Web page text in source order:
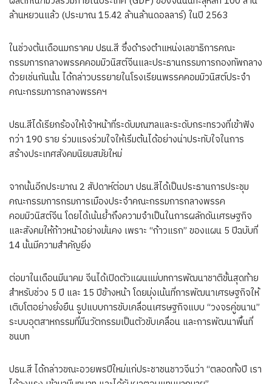
ล้านหยวนแล้ว (ประมาณ 15.42 ล้านล้านดอลลาร์) ในปี 2563
ในช่วงต้นเดือนมกราคม ปธน.สี ซึ่งดำรงตำแหน่งเลขาธิการคณะ
กรรมการกลางพรรคคอมมิวนิสต์จีนและประธานกรรมการกองทัพกลาง
ด้วยเช่นกันนั้น ได้กล่าวบรรยายในโรงเรียนพรรคคอมมิวนิสต์ประจำ
คณะกรรมการกลางพรรคฯ
ปธน.สีได้เรียกร้องให้เจ้าหน้าที่ระดับมณฑลและระดับกระทรวงที่เข้าฟัง
กว่า 190 ราย ร่วมแรงร่วมใจให้เริ่มต้นได้อย่างน่าประทับใจในการ
สร้างประเทศสังคมนิยมสมัยใหม่
จากนั้นอีกประมาณ 2 สัปดาห์ต่อมา ปธน.สีได้เป็นประธานการประชุม
คณะกรรมการกรมการเมืองประจำคณะกรรมการกลางพรรค
คอมมิวนิสต์จีน โดยได้เน้นย้ำถึงความจำเป็นในการผลักดันเศรษฐกิจ
และสังคมให้ก้าวหน้าอย่างมั่นคง เพราะ “ก้าวแรก” ของแผน 5 ปีฉบับที่
14 นั้นมีความสำคัญยิ่ง
ต่อมาในเดือนมีนาคม จีนได้เปิดตัวแผนแม่บทการพัฒนาชาติขั้นสุดท้าย
สำหรับช่วง 5 ปี และ 15 ปีข้างหน้า โดยมุ่งเน้นที่การพัฒนาเศรษฐกิจให้
เติบโตอย่างยั่งยืน รูปแบบการขับเคลื่อนเศรษฐกิจแบบ “วงจรคู่ขนาน”
ระบบอุตสาหกรรมที่มีนวัตกรรมเป็นตัวขับเคลื่อน และการพัฒนาพื้นที่
ชนบท
ปธน.สี ได้กล่าวขณะอวยพรปีใหม่แก่ประชาชนชาวจีนว่า “ตลอดทั้งปี เรา